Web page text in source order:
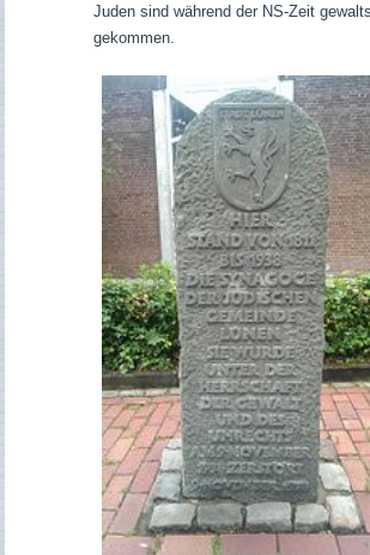
Juden sind während der NS-Zeit
gekommen.